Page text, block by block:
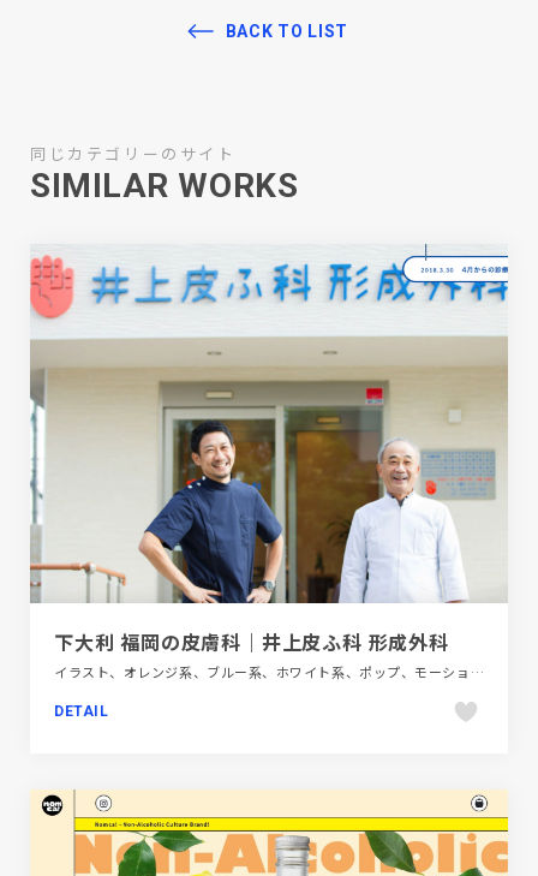
BACK TO LIST
同じカテゴリーのサイト
SIMILAR WORKS
下大利 福岡の皮膚科｜井上皮ふ科 形成外科
イラスト、オレンジ系、ブルー系、ホワイト系、ポップ、モーション多め、医療・ヘルスケア、大きめ写真、施設・店舗サイト
DETAIL